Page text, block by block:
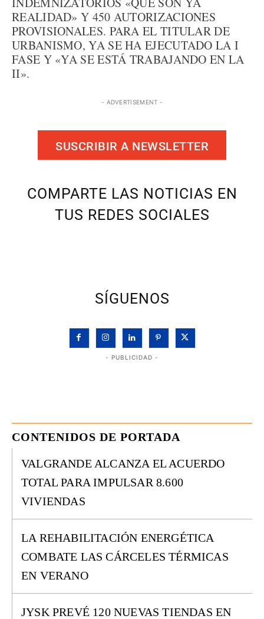
REALIDAD» Y 450 AUTORIZACIONES
PROVISIONALES. PARA EL TITULAR DE
URBANISMO, YA SE HA EJECUTADO LA I
FASE Y «YA SE ESTÁ TRABAJANDO EN LA
II».
- ADVERTISEMENT -
SUSCRIBIR A NEWSLETTER
COMPARTE LAS NOTICIAS EN
TUS REDES SOCIALES
SÍGUENOS
- PUBLICIDAD -
CONTENIDOS DE PORTADA
VALGRANDE ALCANZA EL ACUERDO
TOTAL PARA IMPULSAR 8.600
VIVIENDAS
LA REHABILITACIÓN ENERGÉTICA
COMBATE LAS CÁRCELES TÉRMICAS
EN VERANO
JYSK PREVÉ 120 NUEVAS TIENDAS EN